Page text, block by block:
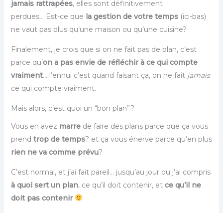
jamais rattrapées, elles sont définitivement
perdues… Est-ce que la gestion de votre temps(ici-bas)
ne vaut pas plus qu’une maison ou qu’une cuisine?
Finalement, je crois que si on ne fait pas de plan, c’est
parce qu’on a pas envie de réfléchir à ce qui compte
vraiment… l’ennui c’est quand faisant ça, on ne fait jamais
ce qui compte vraiment.
Mais alors, c’est quoi un “bon plan”?
Vous en avez marrede faire des plans parce que ça vous
prend trop de temps? et ça vous énerve parce qu’en plus
rien ne va comme prévu?
C’est normal, et j’ai fait pareil… jusqu’au jour ou j’ai compris
à quoi sert un plan, ce qu’il doit contenir, et ce qu’il ne
doit pas contenir